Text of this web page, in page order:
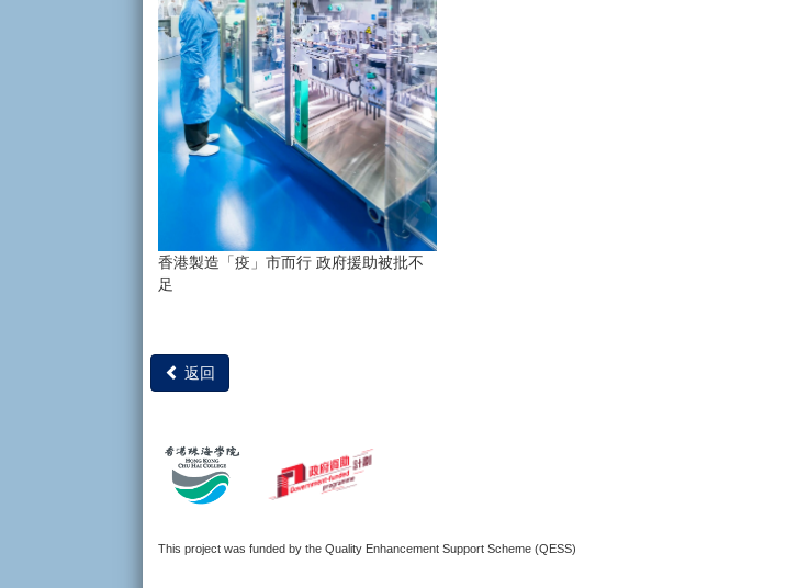
香港製造「疫」市而行 政府援助被批不
足
返回
This project was funded by the Quality Enhancement Support Scheme (QESS)